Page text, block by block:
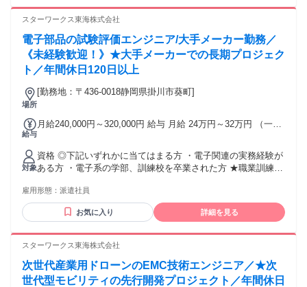
スターワークス東海株式会社
電子部品の試験評価エンジニア/大手メーカー勤務／
《未経験歓迎！》★大手メーカーでの長期プロジェク
ト／年間休日120日以上
場所
[勤務地：〒436-0018静岡県掛川市葵町]
給与
月給240,000円～320,000円 給与 月給 24万円～32万円 （一律
給) ※年齢・経験を考慮の上、当社規定により優遇いたしま
す。 ★賞与 年2回(4ヶ月分) ★昇給 年1回 【年収例】 850万円
／49歳・経験者・入社7年目（月給50万円+賞与＋諸手当）
650万円／36歳・経験者・入社8年目（月給35万円+賞与＋諸
与） 交通費：交通費支給 1か月3万円を上限
対象
資格 ◎下記いずれかに当てはまる方 ・電子関連の実務経験が
ある方 ・電子系の学部、訓練校を卒業された方 ★職業訓練な
ルやエンジニアとしての実績がある方は内定前提で選考させ
ていただきます！
雇用形態： 派遣社員
お気に入り 詳細を見る
スターワークス東海株式会社
次世代産業用ドローンのEMC技術エンジニア／★次
世代型モビリティの先行開発プロジェクト／年間休日